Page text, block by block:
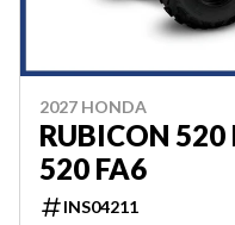
2027 HONDA
RUBICON 520
520 FA6
INS04211